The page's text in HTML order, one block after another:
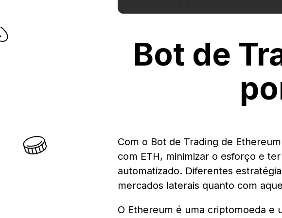
Bot de
Com o Bot de Trading de
com ETH, minimizar o esforço e
automatizado. Diferentes
mercados laterais quanto com
O Ethereum é uma criptomoeda e